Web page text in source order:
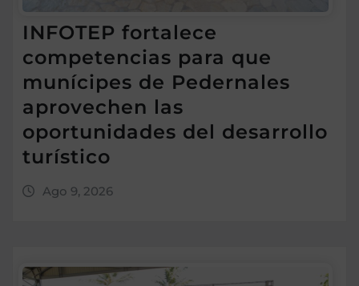
INFOTEP fortalece
competencias para que
munícipes de Pedernales
aprovechen las
oportunidades del desarrollo
turístico
Ago 9, 2026